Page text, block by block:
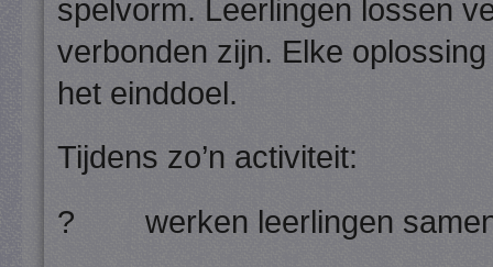
spelvorm. Leerlingen lossen
verbonden zijn. Elke
het einddoel.
Tijdens zo’n activiteit:
? werken leerlingen samen